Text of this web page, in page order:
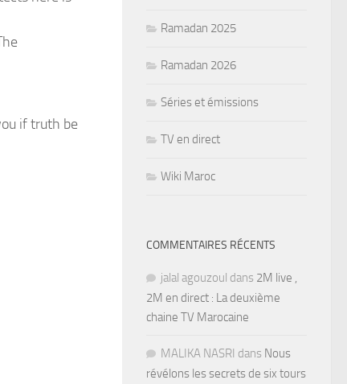
if truth be
Ramadan 2025
Ramadan 2026
Séries et émissions
TV en direct
Wiki Maroc
COMMENTAIRES RÉCENTS
jalal agouzoul dans 2M live ,
2M en direct : La deuxième
chaine TV Marocaine
MALIKA NASRI dans Nous
révélons les secrets de six tours